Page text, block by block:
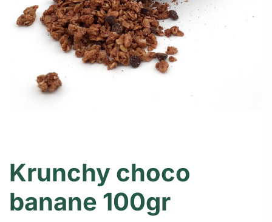
Krunchy choco
banane 100gr